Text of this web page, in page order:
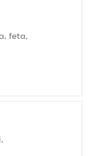
feta,